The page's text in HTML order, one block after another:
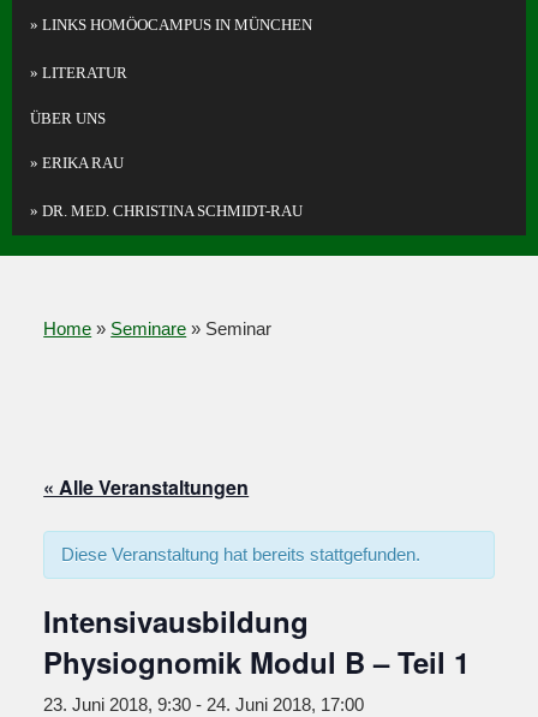
LINKS HOMÖOCAMPUS IN MÜNCHEN
LITERATUR
ÜBER UNS
ERIKA RAU
DR. MED. CHRISTINA SCHMIDT-RAU
Home » Seminare » Seminar
« Alle Veranstaltungen
Diese Veranstaltung hat bereits stattgefunden.
Intensivausbildung
Physiognomik Modul B – Teil 1
23. Juni 2018, 9:30 - 24. Juni 2018, 17:00